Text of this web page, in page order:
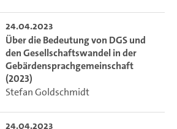
24.04.2023
Über die Bedeutung von DGS und
den Gesellschaftswandel in der
Gebärdensprachgemeinschaft
(2023)
Stefan Goldschmidt
24.04.2023